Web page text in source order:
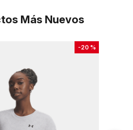
Más Nuevos
-20 %